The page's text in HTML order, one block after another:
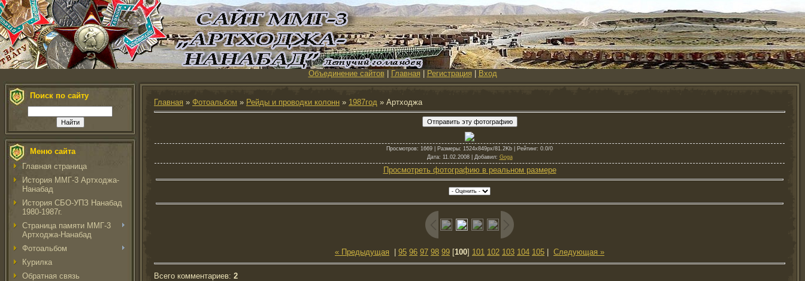
Объединение сайтов| Главная Регистрация Вход
Поиск по сайту
Меню сайта
Главная страница
История ММГ-3 Артходжа-
Нанабад
История СБО-УПЗ Нанабад
1980-1987г.
Страница памяти ММГ-3
Артходжа-Нанабад
Фотоальбом
Курилка
Обратная связь
Главная » Фотоальбом » Рейды и проводки колонн » 1987год » Артходжа
Просмотров: 1669 | Размеры: 1524x849px/81.2Kb | Рейтинг: 0.0/0
Дата: 11.02.2008 | Добавил: Goga
Просмотреть фотографию в реальном размере
« Предыдущая 95 96 97 98 99 [100] 101 102 103 104 105 Следующая »
Всего комментариев: 2